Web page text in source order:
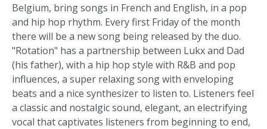
Belgium, bring songs in French and English, in a pop
and hip hop rhythm. Every first Friday of the month
there will be a new song being released by the duo.
"Rotation" has a partnership between Lukx and Dad
(his father), with a hip hop style with R&B and pop
influences, a super relaxing song with enveloping
beats and a nice synthesizer to listen to. Listeners feel
a classic and nostalgic sound, elegant, an electrifying
vocal that captivates listeners from beginning to end,